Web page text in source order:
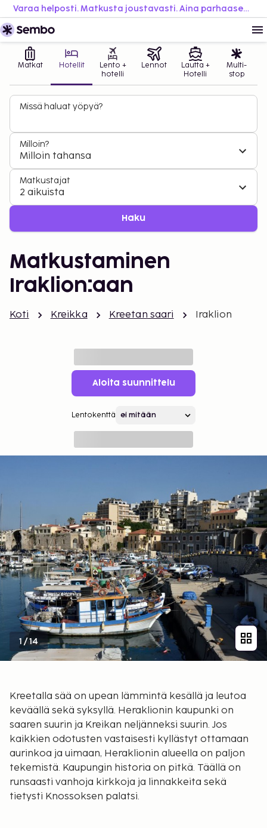
Varaa helposti. Matkusta joustavasti. Aina parhaaseen hintaan.
Matkat Hotellit
Lento +
hotelli
Lennot
Lautta +
Hotelli
Multi-
stop
Missä haluat yöpyä?
Milloin?
Milloin tahansa
Matkustajat
2 aikuista
Haku
Matkustaminen
Iraklion:aan
Koti Kreikka Kreetan saari Iraklion
Aloita suunnittelu
Lentokenttä
1/14
Kreetalla sää on upean lämmintä kesällä ja leutoa
keväällä sekä syksyllä. Heraklionin kaupunki on
saaren suurin ja Kreikan neljänneksi suurin. Jos
kaikkien odotusten vastaisesti kyllästyt ottamaan
aurinkoa ja uimaan, Heraklionin alueella on paljon
tekemistä. Kaupungin historia on pitkä. Täällä on
runsaasti vanhoja kirkkoja ja linnakkeita sekä
tietysti Knossoksen palatsi.